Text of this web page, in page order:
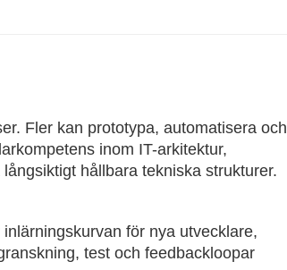
Fler kan prototypa, automatisera och
inom IT-arkitektur,
hållbara tekniska strukturer.
för nya utvecklare,
test och feedbackloopar